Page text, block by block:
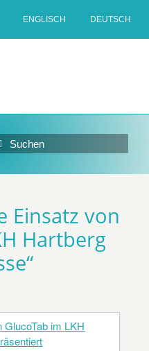
ENGLISCH DEUTSCH
Einsatz von
Hartberg